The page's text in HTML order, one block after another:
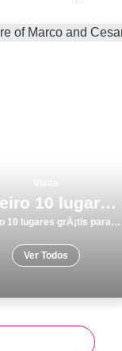
Roteiro 10 lugares grÃ¡tis para visitar em Ãvora
Roteiro 10 lugares grÃ¡tis para visitar em Ãvora
Ver Todos